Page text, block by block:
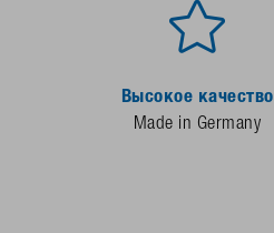
Высокое качество
Made in Germany